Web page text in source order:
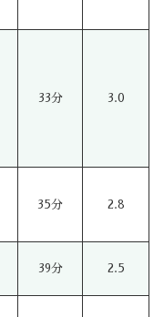
33分 3.0
35分 2.8
39分 2.5